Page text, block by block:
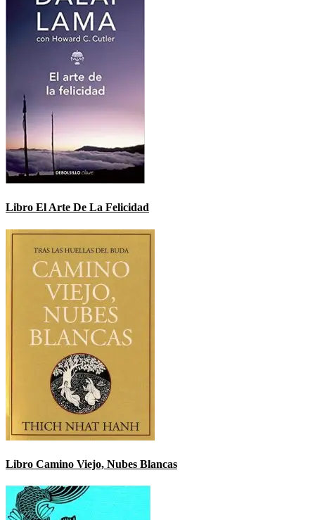
Libro El Arte De La Felicidad
Libro Camino Viejo, Nubes Blancas